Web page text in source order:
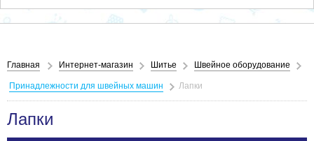
Главная Интернет-магазин Шитье Швейное оборудование
Принадлежности для швейных машин Лапки
Лапки